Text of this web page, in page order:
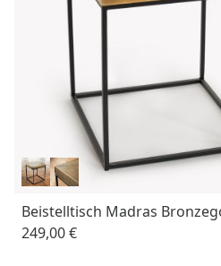
Beistelltisch Madras
249,00 €